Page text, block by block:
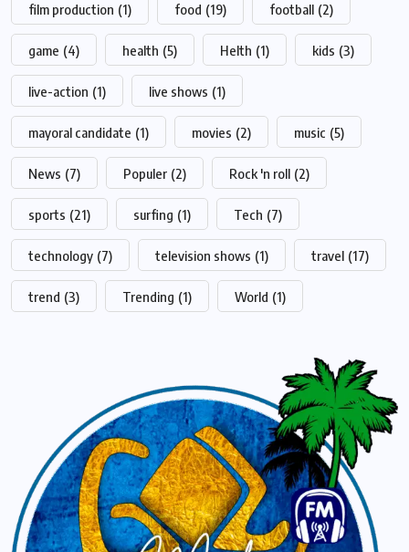
film production (1) food (19) football (2)
game (4) health (5) Helth (1) kids (3)
live-action (1) live shows (1)
mayoral candidate (1) movies (2) music (5)
News (7) Populer (2) Rock 'n roll (2)
sports (21) surfing (1) Tech (7)
technology (7) television shows (1) travel (17)
trend (3) Trending (1) World (1)